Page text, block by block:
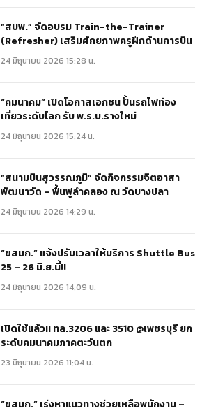
“สบพ.” จัดอบรม Train-the-Trainer
(Refresher) เสริมศักยภาพครูฝึกด้านการบิน
24 มิถุนายน 2026 15:28 น.
“คมนาคม” เปิดโอกาสเอกชน ปั้นรถไฟท่อง
เที่ยวระดับโลก รับ พ.ร.บ.รางใหม่
24 มิถุนายน 2026 15:24 น.
“สนามบินสุวรรณภูมิ” จัดกิจกรรมจิตอาสา
พัฒนาวัด – ฟื้นฟูลำคลอง ณ วัดบางปลา
24 มิถุนายน 2026 14:29 น.
“ขสมก.” แจ้งปรับเวลาให้บริการ Shuttle Bus
25 – 26 มิ.ย.นี้!!
24 มิถุนายน 2026 14:09 น.
เปิดใช้แล้ว!! ทล.3206 และ 3510 @เพชรบุรี ยก
ระดับคมนาคมภาคตะวันตก
23 มิถุนายน 2026 11:04 น.
“ขสมก.” เร่งหาแนวทางช่วยเหลือพนักงาน –